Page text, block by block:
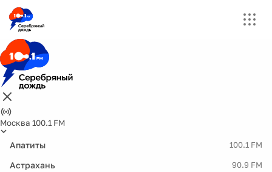
Москва 100.1 FM
Апатиты 100.1 FM
Астрахань 90.9 FM